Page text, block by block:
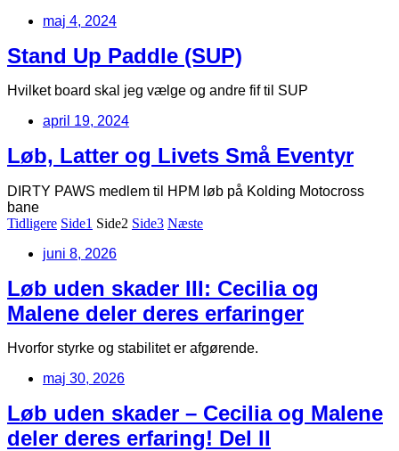
maj 4, 2024
Stand Up Paddle (SUP)
Hvilket board skal jeg vælge og andre fif til SUP
april 19, 2024
Løb, Latter og Livets Små Eventyr
DIRTY PAWS medlem til HPM løb på Kolding Motocross
bane
Tidligere Side1 Side2 Side3 Næste
juni 8, 2026
Løb uden skader III: Cecilia og
Malene deler deres erfaringer
Hvorfor styrke og stabilitet er afgørende.
maj 30, 2026
Løb uden skader – Cecilia og Malene
deler deres erfaring! Del II